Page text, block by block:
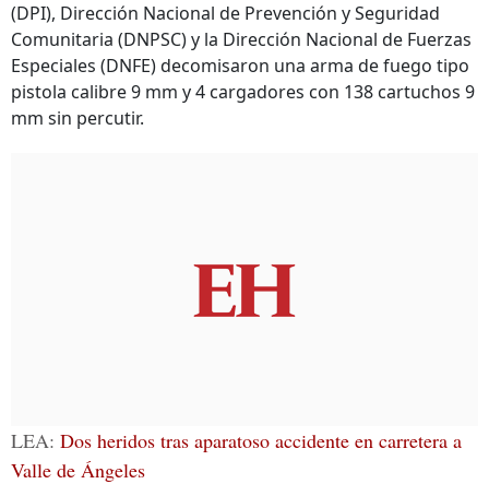
(DPI), Dirección Nacional de Prevención y Seguridad
Comunitaria (DNPSC) y la Dirección Nacional de Fuerzas
Especiales (DNFE) decomisaron una arma de fuego tipo
pistola calibre 9 mm y 4 cargadores con 138 cartuchos 9
mm sin percutir.
LEA: Dos heridos tras aparatoso accidente en carretera a
Valle de Ángeles